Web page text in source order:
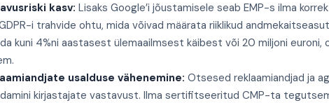
kasv: Lisaks Google’i jõustamisele seab EMP-s ilma
i trahvide ohtu, mida võivad määrata riiklikud
kuni 4%ni aastasest ülemaailmsest käibest või 20 miljoni euroni,
usalduse vähenemine: Otsesed reklaamiandjad ja
kirjastajate vastavust. Ilma sertifitseeritud CMP-ta